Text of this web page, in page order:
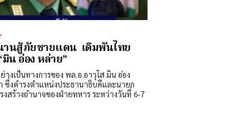
านสู้ภัยชายแดน เดิมพันไทย
น อ่อง หล่าย”
างเป็นทางการของ พล.อ.อาวุโส มิน อ่อง
ซึ่งดำรงตำแหน่งประธานาธิบดีและนายก
งสร้างอำนาจของฝ่ายทหาร ระหว่างวันที่ 6-7